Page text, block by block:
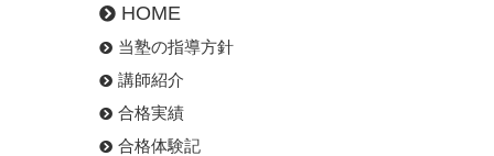
HOME
当塾の指導方針
講師紹介
合格実績
合格体験記